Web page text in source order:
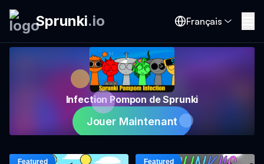
Sprunki.io Français
Infection Pompon de Sprunki
Jouer Maintenant